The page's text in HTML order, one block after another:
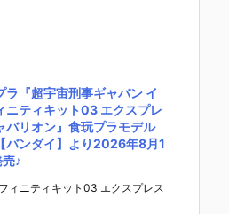
予定♪
売予定♪
ラ『超宇宙刑事ギャバン イ
ニティキット03 エクスプレ
バリオン』食玩プラモデル
バンダイ】より2026年8月1
♪
ィニティキット03 エクスプレス